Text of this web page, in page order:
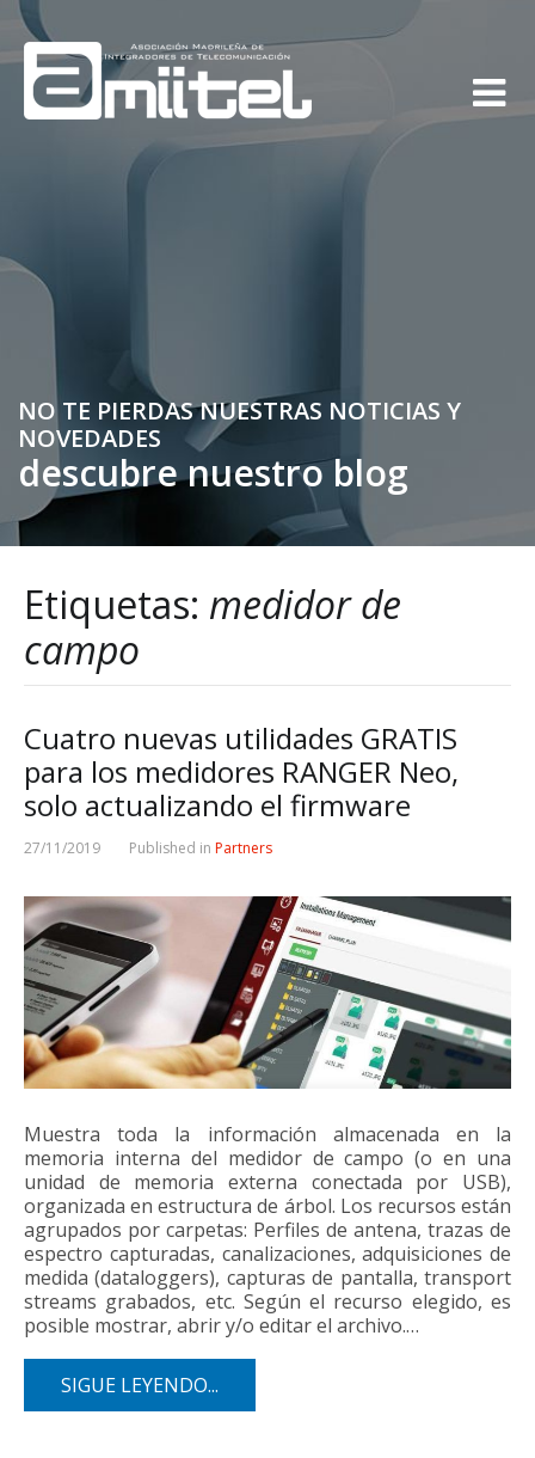
NO TE PIERDAS NUESTRAS NOTICIAS Y
NOVEDADES
descubre nuestro blog
Etiquetas: medidor de
campo
Cuatro nuevas utilidades GRATIS
para los medidores RANGER Neo,
solo actualizando el firmware
27/11/2019 Published in Partners
Muestra toda la información almacenada en la
memoria interna del medidor de campo (o en una
unidad de memoria externa conectada por USB),
organizada en estructura de árbol. Los recursos están
agrupados por carpetas: Perfiles de antena, trazas de
espectro capturadas, canalizaciones, adquisiciones de
medida (dataloggers), capturas de pantalla, transport
streams grabados, etc. Según el recurso elegido, es
posible mostrar, abrir y/o editar el archivo.…
SIGUE LEYENDO...